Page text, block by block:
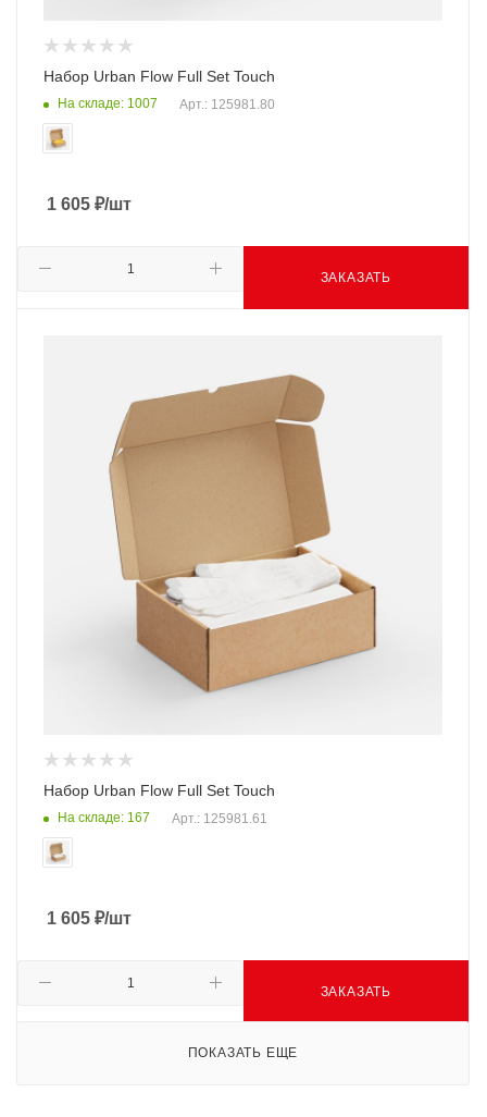
Набор Urban Flow Full Set Touch
На складе: 1007 Арт.: 125981.80
1 605 ₽/шт
ЗАКАЗАТЬ
Набор Urban Flow Full Set Touch
На складе: 167 Арт.: 125981.61
1 605 ₽/шт
ЗАКАЗАТЬ
ПОКАЗАТЬ ЕЩЕ